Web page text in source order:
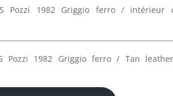
Pozzi 1982 Griggio ferro /
Pozzi 1982 Griggio ferro / Tan